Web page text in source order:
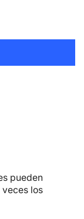
pueden
los